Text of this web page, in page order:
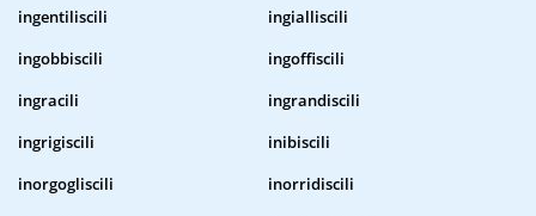
ingentiliscili
ingialliscili
ingobbiscili
ingoffiscili
ingracili
ingrandiscili
ingrigiscili
inibiscili
inorgogliscili
inorridiscili